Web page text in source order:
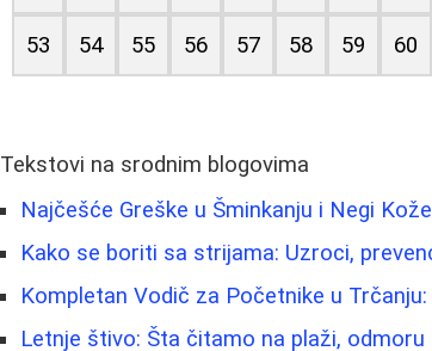
53 54 55 56 57 58 59 60
Tekstovi na srodnim blogovima
Najčešće Greške u Šminkanju i Negi Kože
Kako se boriti sa strijama: Uzroci,
Kompletan Vodič za Početnike u
Letnje štivo: Šta čitamo na plaži,